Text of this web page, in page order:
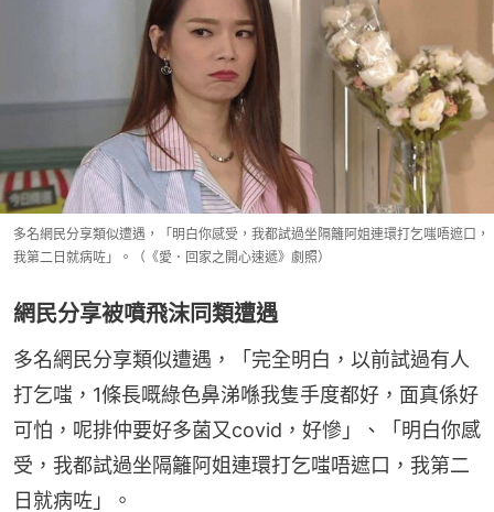
多名網民分享類似遭遇，「明白你感受，我都試過坐隔籬阿姐連環打乞嗤唔遮口，
我第二日就病咗」。（《愛．回家之開心速遞》劇照）
網民分享被噴飛沫同類遭遇
多名網民分享類似遭遇，「完全明白，以前試過有人
打乞嗤，1條長嘅綠色鼻涕喺我隻手度都好，面真係好
可怕，呢排仲要好多菌又covid，好慘」、「明白你感
受，我都試過坐隔籬阿姐連環打乞嗤唔遮口，我第二
日就病咗」。